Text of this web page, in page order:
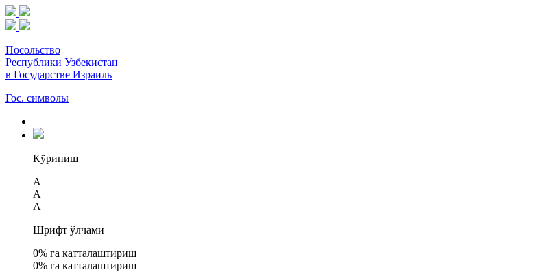
Посольство
Республики Узбекистан
в Государстве Израиль
Гос. символы
Кўриниш
A
A
A
Шрифт ўлчами
0% га катталаштириш
0% га катталаштириш